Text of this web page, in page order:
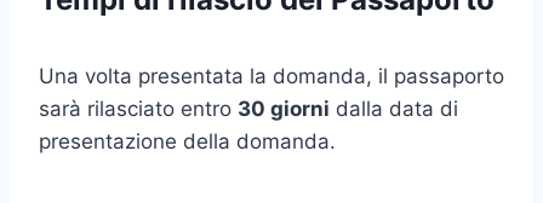
Una volta presentata la domanda, il passaporto
sarà rilasciato entro 30 giorni dalla data di
presentazione della domanda.